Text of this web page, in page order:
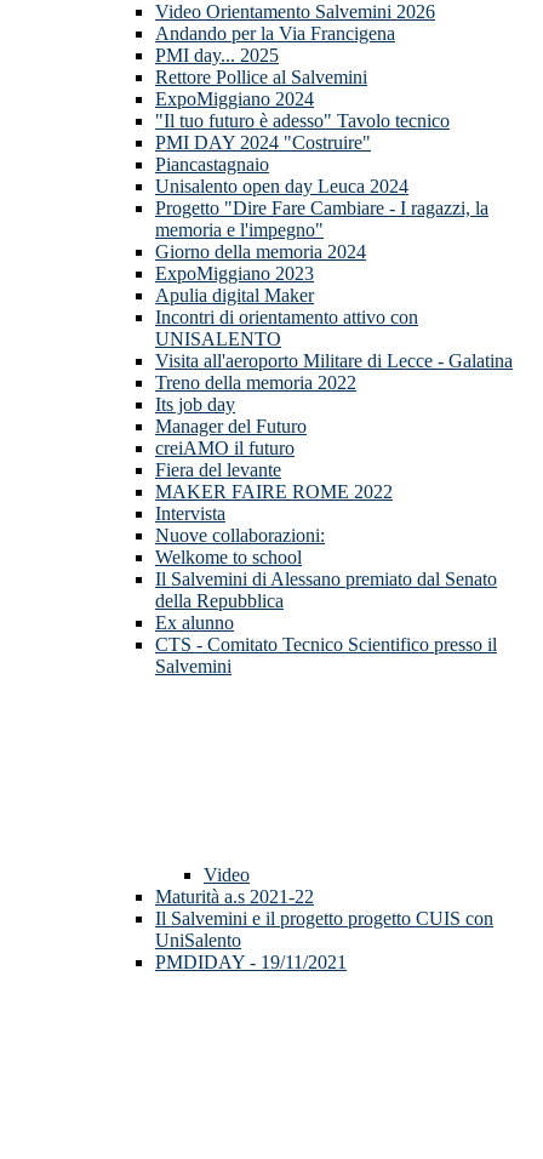
Video Orientamento Salvemini 2026
Andando per la Via Francigena
PMI day... 2025
Rettore Pollice al Salvemini
ExpoMiggiano 2024
"Il tuo futuro è adesso" Tavolo tecnico
PMI DAY 2024 "Costruire"
Piancastagnaio
Unisalento open day Leuca 2024
Progetto "Dire Fare Cambiare - I ragazzi, la
memoria e l'impegno"
Giorno della memoria 2024
ExpoMiggiano 2023
Apulia digital Maker
Incontri di orientamento attivo con
UNISALENTO
Visita all'aeroporto Militare di Lecce - Galatina
Treno della memoria 2022
Its job day
Manager del Futuro
creiAMO il futuro
Fiera del levante
MAKER FAIRE ROME 2022
Intervista
Nuove collaborazioni:
Welkome to school
Il Salvemini di Alessano premiato dal Senato
della Repubblica
Ex alunno
CTS - Comitato Tecnico Scientifico presso il
Salvemini
Video
Maturità a.s 2021-22
Il Salvemini e il progetto progetto CUIS con
UniSalento
PMDIDAY - 19/11/2021